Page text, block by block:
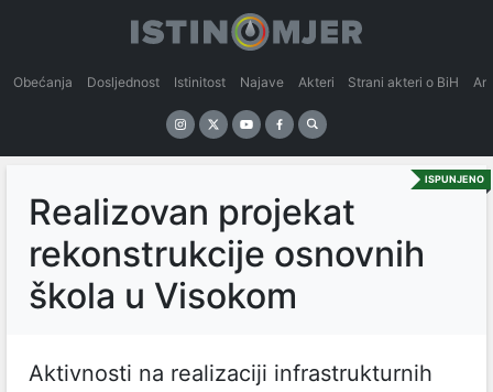
Obećanja Dosljednost Istinitost Najave Akteri Strani akteri o BiH
ISPUNJENO
Realizovan projekat
rekonstrukcije osnovnih
škola u Visokom
Aktivnosti na realizaciji infrastrukturnih